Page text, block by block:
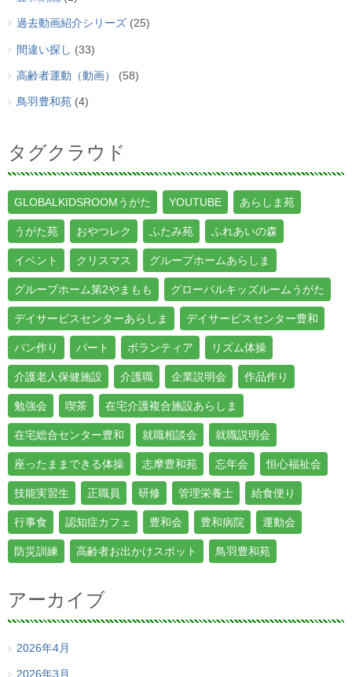
過去動画紹介シリーズ (25)
間違い探し (33)
高齢者運動（動画） (58)
鳥羽豊和苑 (4)
タグクラウド
GLOBALKIDSROOMうがた YOUTUBE あらしま苑
うがた苑 おやつレク ふたみ苑 ふれあいの森
イベント クリスマス グループホームあらしま
グループホーム第2やまもも グローバルキッズルームうがた
デイサービスセンターあらしま デイサービスセンター豊和
パン作り パート ボランティア リズム体操
介護老人保健施設 介護職 企業説明会 作品作り
勉強会 喫茶 在宅介護複合施設あらしま
在宅総合センター豊和 就職相談会 就職説明会
座ったままできる体操 志摩豊和苑 忘年会 恒心福祉会
技能実習生 正職員 研修 管理栄養士 給食便り
行事食 認知症カフェ 豊和会 豊和病院 運動会
防災訓練 高齢者お出かけスポット 鳥羽豊和苑
アーカイブ
2026年4月
2026年3月